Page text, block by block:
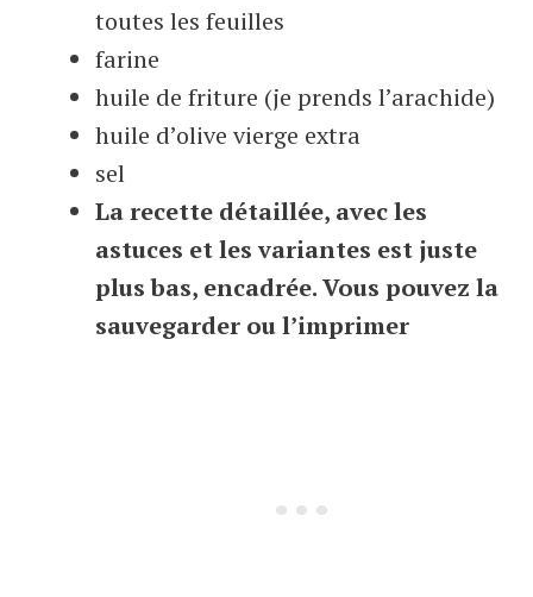
toutes les feuilles
farine
huile de friture (je prends l’arachide)
huile d’olive vierge extra
sel
La recette détaillée, avec les
astuces et les variantes est juste
plus bas, encadrée. Vous pouvez la
sauvegarder ou l’imprimer